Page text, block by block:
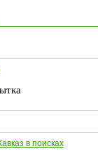
в поисках